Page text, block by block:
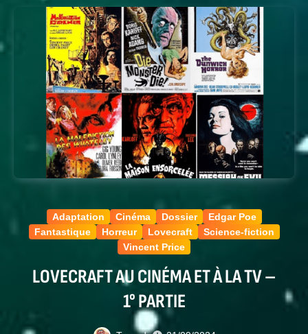
Adaptation Cinéma Dossier
Edgar Poe
Fantastique
Horreur Lovecraft
Science-fiction
Vincent Price
LOVECRAFT AU CINÉMA ET À LA TV –
1° PARTIE